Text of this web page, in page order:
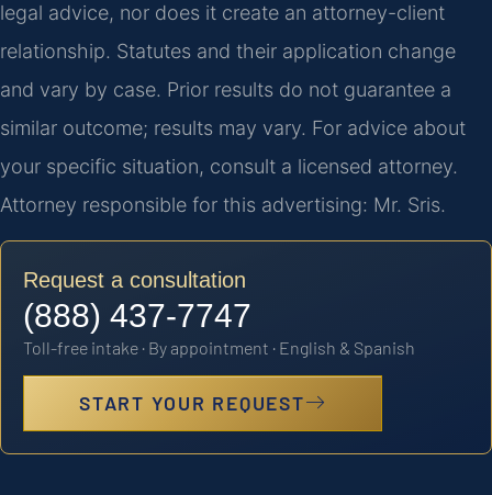
legal advice, nor does it create an attorney-client
relationship. Statutes and their application change
and vary by case. Prior results do not guarantee a
similar outcome; results may vary. For advice about
your specific situation, consult a licensed attorney.
Attorney responsible for this advertising: Mr. Sris.
Request a consultation
(888) 437-7747
Toll-free intake · By appointment · English & Spanish
START YOUR REQUEST